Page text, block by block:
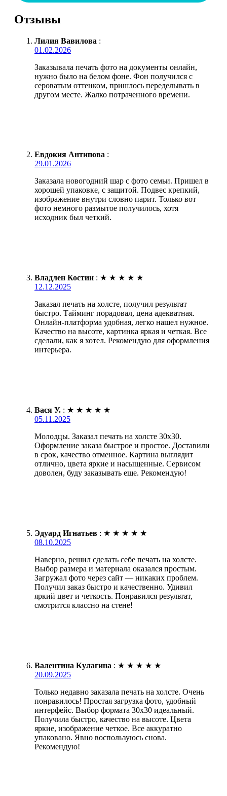
Отзывы
Лилия Вавилова :
01.02.2026
Заказывала печать фото на документы онлайн,
нужно было на белом фоне. Фон получился с
сероватым оттенком, пришлось переделывать в
другом месте. Жалко потраченного времени.
Евдокия Антипова :
29.01.2026
Заказала новогодний шар с фото семьи. Пришел в
хорошей упаковке, с защитой. Подвес крепкий,
изображение внутри словно парит. Только вот
фото немного размытое получилось, хотя
исходник был четкий.
Владлен Костин : ★ ★ ★ ★ ★
12.12.2025
Заказал печать на холсте, получил результат
быстро. Тайминг порадовал, цена адекватная.
Онлайн-платформа удобная, легко нашел нужное.
Качество на высоте, картинка яркая и четкая. Все
сделали, как я хотел. Рекомендую для оформления
интерьера.
Вася У. : ★ ★ ★ ★ ★
05.11.2025
Молодцы. Заказал печать на холсте 30х30.
Оформление заказа быстрое и простое. Доставили
в срок, качество отменное. Картина выглядит
отлично, цвета яркие и насыщенные. Сервисом
доволен, буду заказывать еще. Рекомендую!
Эдуард Игнатьев : ★ ★ ★ ★ ★
08.10.2025
Наверно, решил сделать себе печать на холсте.
Выбор размера и материала оказался простым.
Загружал фото через сайт — никаких проблем.
Получил заказ быстро и качественно. Удивил
яркий цвет и четкость. Понравился результат,
смотрится классно на стене!
Валентина Кулагина : ★ ★ ★ ★ ★
20.09.2025
Только недавно заказала печать на холсте. Очень
понравилось! Простая загрузка фото, удобный
интерфейс. Выбор формата 30х30 идеальный.
Получила быстро, качество на высоте. Цвета
яркие, изображение четкое. Все аккуратно
упаковано. Явно воспользуюсь снова.
Рекомендую!